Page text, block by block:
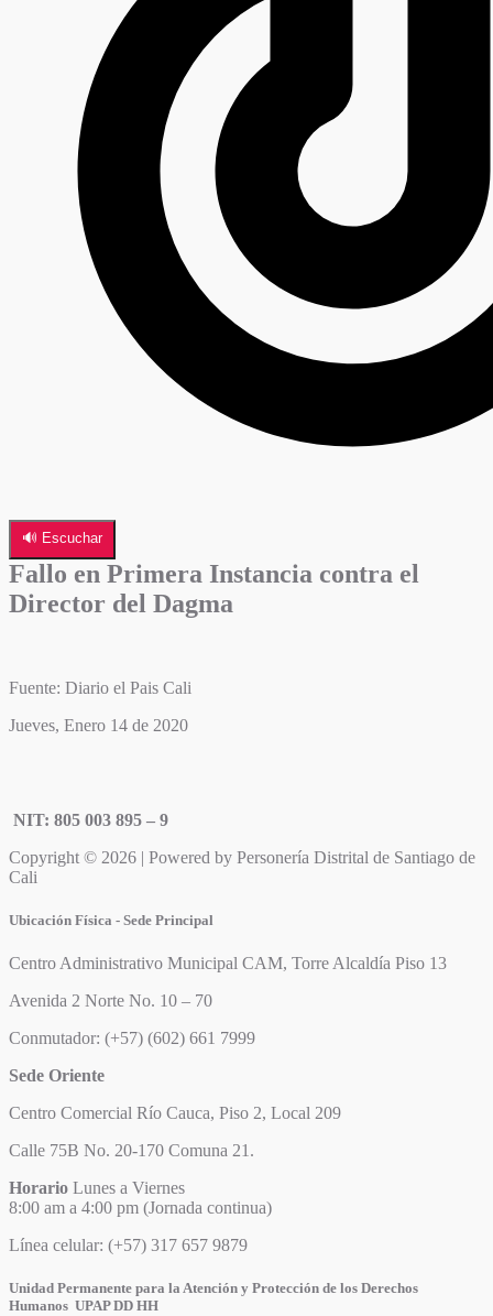
🔊 Escuchar
Fallo en Primera Instancia contra el
Director del Dagma
Fuente: Diario el Pais Cali
Jueves, Enero 14 de 2020
NIT: 805 003 895 – 9
Copyright © 2026 | Powered by Personería Distrital de Santiago de
Cali
Ubicación Física - Sede Principal
Centro Administrativo Municipal CAM, Torre Alcaldía Piso 13
Avenida 2 Norte No. 10 – 70
Conmutador: (+57) (602) 661 7999
Sede Oriente
Centro Comercial Río Cauca, Piso 2, Local 209
Calle 75B No. 20-170 Comuna 21.
Horario Lunes a Viernes
8:00 am a 4:00 pm (Jornada continua)
Línea celular: (+57) 317 657 9879
Unidad Permanente para la Atención y Protección de los Derechos
Humanos UPAP DD HH